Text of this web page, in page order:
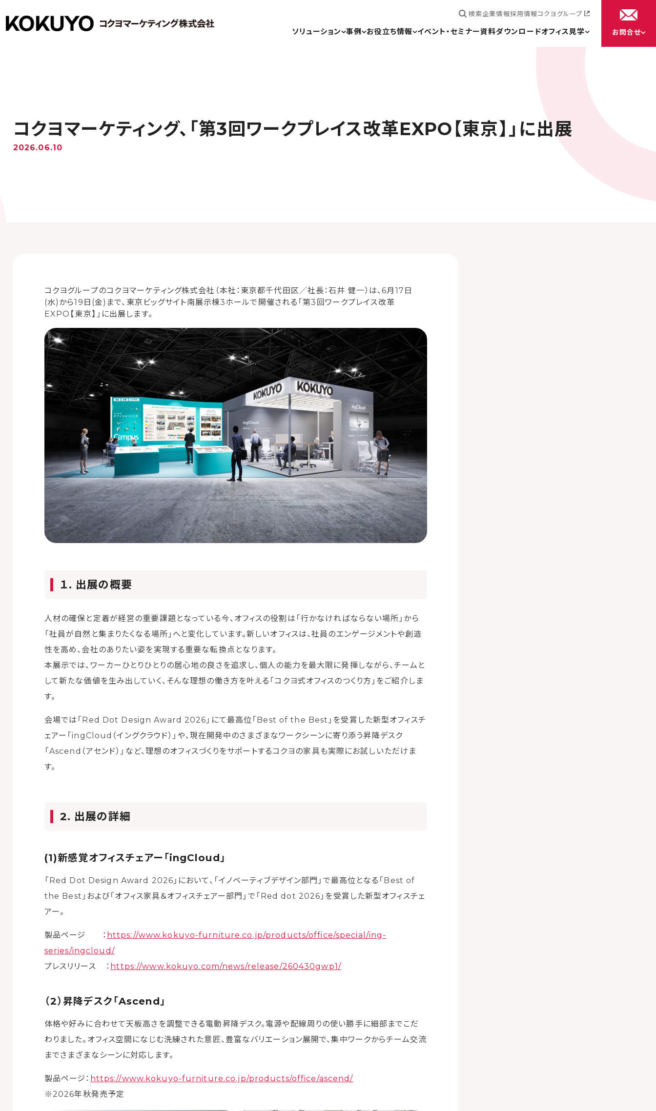
ソリューション 事例 お役立ち情報 イベント・セミナー資料ダウンロードオフィス見学
検索企業情報採用情報コクヨグループ
お問合せ
コクヨマーケティング、「第3回ワークプレイス改革EXPO【東京】」に出展
2026.06.10
コクヨグループのコクヨマーケティング株式会社（本社：東京都千代田区／社長：石井 健一）は、6月17日
(水)から19日(金)まで、東京ビッグサイト南展示棟3ホールで開催される「第3回ワークプレイス改革
EXPO【東京】」に出展します。
１. 出展の概要
人材の確保と定着が経営の重要課題となっている今、オフィスの役割は「行かなければならない場所」から
「社員が自然と集まりたくなる場所」へと変化しています。新しいオフィスは、社員のエンゲージメントや創造
性を高め、会社のありたい姿を実現する重要な転換点となります。
本展示では、ワーカーひとりひとりの居心地の良さを追求し、個人の能力を最大限に発揮しながら、チームと
して新たな価値を生み出していく、そんな理想の働き方を叶える「コクヨ式オフィスのつくり方」をご紹介しま
す。
会場では「Red Dot Design Award 2026」にて最高位「Best of the Best」を受賞した新型オフィスチ
ェアー「ingCloud（イングクラウド）」や、現在開発中のさまざまなワークシーンに寄り添う昇降デスク
「Ascend（アセンド）」など、理想のオフィスづくりをサポートするコクヨの家具も実際にお試しいただけま
す。
2. 出展の詳細
(1)新感覚オフィスチェアー「ingCloud」
「Red Dot Design Award 2026」において、「イノベーティブデザイン部門」で最高位となる「Best of
the Best」および「オフィス家具＆オフィスチェアー部門」で「Red dot 2026」を受賞した新型オフィスチェ
アー。
製品ページ ： https://www.kokuyo-furniture.co.jp/products/office/special/ing-
series/ingcloud/
プレスリリース ： https://www.kokuyo.com/news/release/260430gwp1/
（2）昇降デスク「Ascend」
体格や好みに合わせて天板高さを調整できる電動昇降デスク。電源や配線周りの使い勝手に細部までこだ
わりました。オフィス空間になじむ洗練された意匠、豊富なバリエーション展開で、集中ワークからチーム交流
までさまざまなシーンに対応します。
製品ページ： https://www.kokuyo-furniture.co.jp/products/office/ascend/
※2026年秋発売予定